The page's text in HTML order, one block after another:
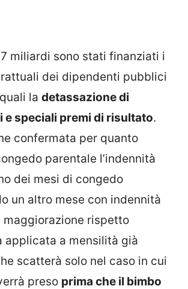
miliardi sono stati finanziati i
dei dipendenti pubblici
la detassazione di
speciali premi di risultato.
confermata per quanto
parentale l’indennità
dei mesi di congedo
un altro mese con indennità
maggiorazione rispetto
applicata a mensilità già
scatterà solo nel caso in cui
preso prima che il bimbo